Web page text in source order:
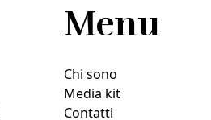
Menu
Chi sono
Media kit
Contatti